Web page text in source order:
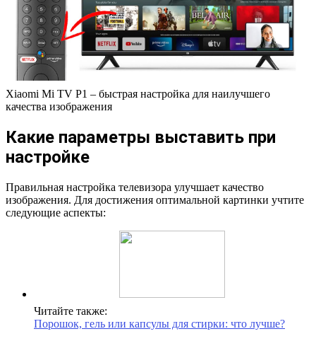
Xiaomi Mi TV P1 – быстрая настройка для наилучшего
качества изображения
Какие параметры выставить при
настройке
Правильная настройка телевизора улучшает качество
изображения. Для достижения оптимальной картинки учтите
следующие аспекты:
Читайте также:
Порошок, гель или капсулы для стирки: что лучше?